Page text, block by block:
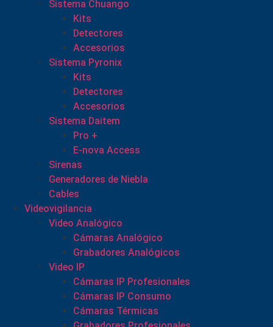
Sistema Chuango
Kits
Detectores
Accesorios
Sistema Pyronix
Kits
Detectores
Accesorios
Sistema Daitem
Pro +
E-nova Access
Sirenas
Generadores de Niebla
Cables
Videovigilancia
Video Analógico
Cámaras Analógico
Grabadores Analógicos
Video IP
Cámaras IP Profesionales
Cámaras IP Consumo
Cámaras Térmicas